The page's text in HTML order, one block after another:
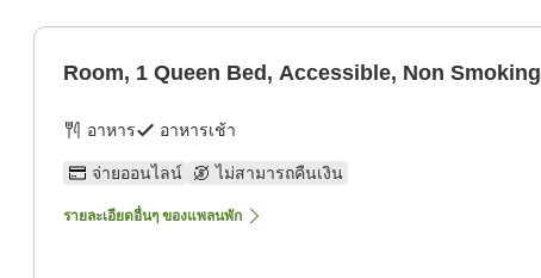
Room, 1 Queen Bed, Accessible, Non Smoking
อาหาร อาหารเช้า
จ่ายออนไลน์ ไม่สามารถคืนเงิน
รายละเอียดอื่นๆ ของแพลนพัก